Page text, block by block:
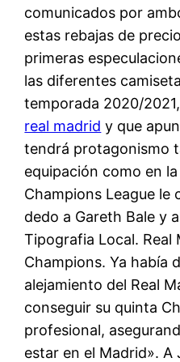
comunicados por
estas rebajas de
primeras
las diferentes
temporada 2020/2021,
real madrid y que
tendrá protagonismo
equipación como en
Champions League le
dedo a Gareth Bale y
Tipografia Local. Real
Champions. Ya había
alejamiento del Real
conseguir su quinta
profesional,
estar en el Madrid». A